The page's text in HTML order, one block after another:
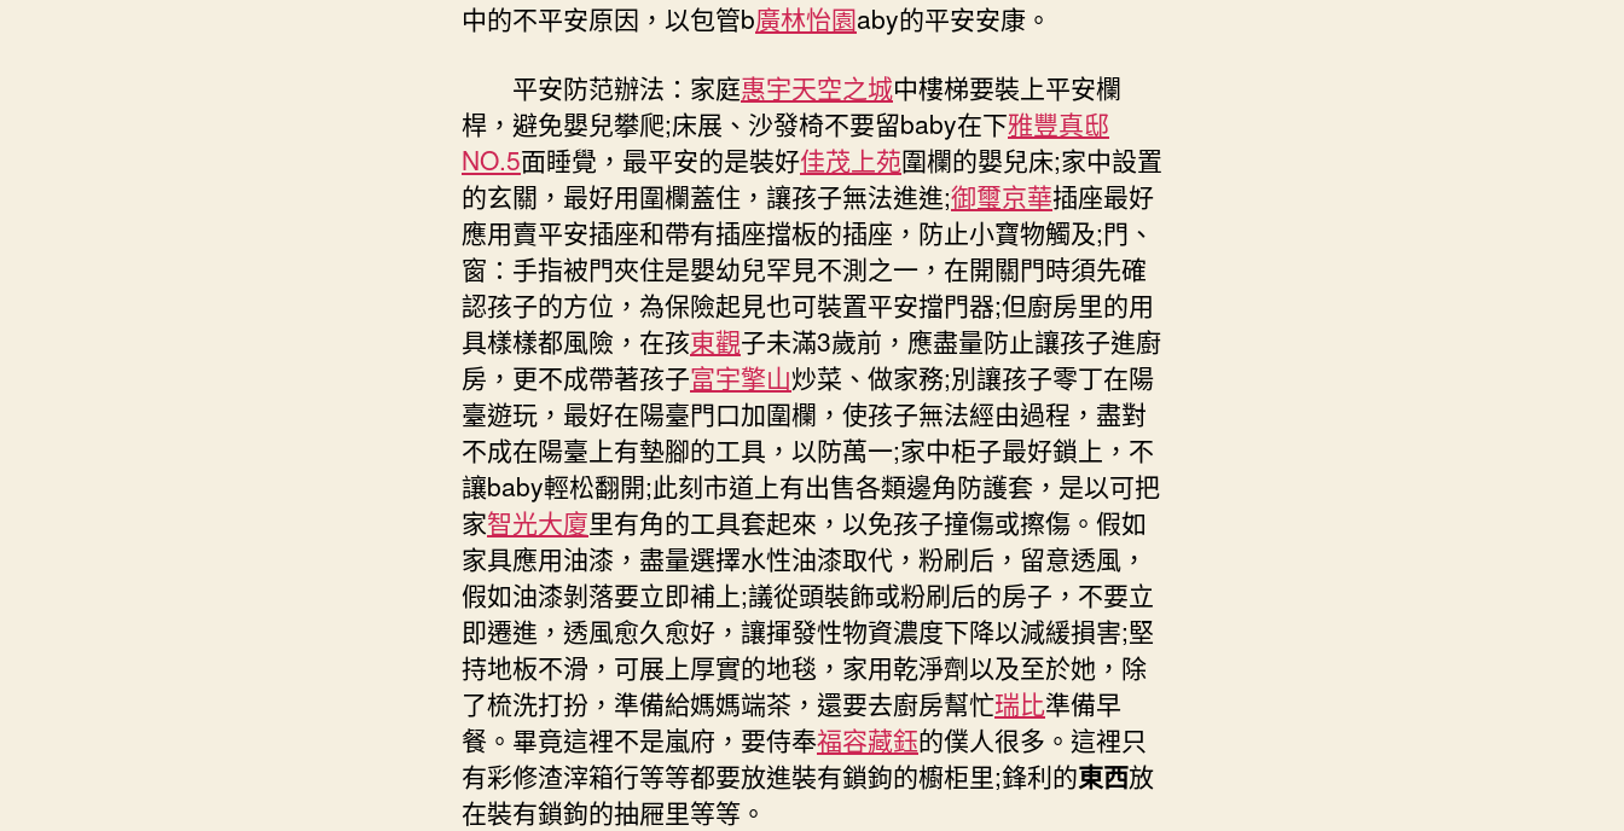
中的不平安原因，以包管b廣林怡園aby的平安安康。
平安防范辦法：家庭惠宇天空之城中樓梯要裝上平安欄
桿，避免嬰兒攀爬;床展、沙發椅不要留baby在下雅豐真邸
NO.5面睡覺，最平安的是裝好佳茂上苑圍欄的嬰兒床;家中設置
的玄關，最好用圍欄蓋住，讓孩子無法進進;御璽京華插座最好
應用賣平安插座和帶有插座擋板的插座，防止小寶物觸及;門、
窗：手指被門夾住是嬰幼兒罕見不測之一，在開關門時須先確
認孩子的方位，為保險起見也可裝置平安擋門器;但廚房里的用
具樣樣都風險，在孩東觀子未滿3歲前，應盡量防止讓孩子進廚
房，更不成帶著孩子富宇擎山炒菜、做家務;別讓孩子零丁在陽
臺遊玩，最好在陽臺門口加圍欄，使孩子無法經由過程，盡對
不成在陽臺上有墊腳的工具，以防萬一;家中柜子最好鎖上，不
讓baby輕松翻開;此刻市道上有出售各類邊角防護套，是以可把
家智光大廈里有角的工具套起來，以免孩子撞傷或擦傷。假如
家具應用油漆，盡量選擇水性油漆取代，粉刷后，留意透風，
假如油漆剝落要立即補上;議從頭裝飾或粉刷后的房子，不要立
即遷進，透風愈久愈好，讓揮發性物資濃度下降以減緩損害;堅
持地板不滑，可展上厚實的地毯，家用乾淨劑以及至於她，除
了梳洗打扮，準備給媽媽端茶，還要去廚房幫忙瑞比準備早
餐。畢竟這裡不是嵐府，要侍奉福容藏鈺的僕人很多。這裡只
有彩修渣滓箱行等等都要放進裝有鎖鉤的櫥柜里;鋒利的東西放
在裝有鎖鉤的抽屜里等等。